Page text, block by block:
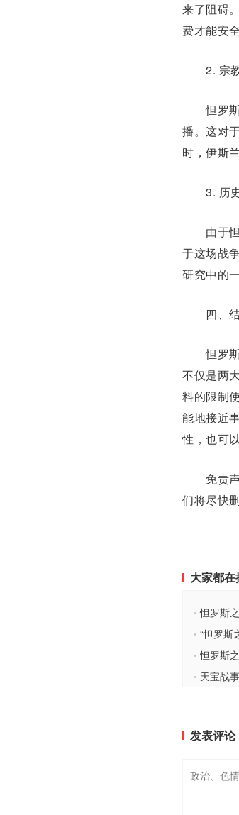
来了阻碍
费才能安
2. 宗教
怛罗斯
播。这对
时，伊斯
3. 历
由于怛
于这场战
研究中的
四、
怛罗斯
不仅是两
料的限制
能地接近
性，也可
免责声
们将尽快
大家都在
• 怛罗斯之
• “怛罗斯之战
• 怛罗斯之战结果
• 天宝战事:怛罗斯之
发表评论